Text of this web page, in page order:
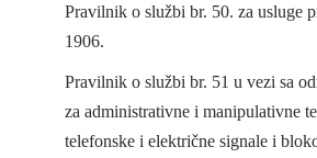
Pravilnik o službi br. 50. za usluge
1906.
Pravilnik o službi br. 51 u vezi sa
za administrativne i manipulativne
telefonske i električne signale i